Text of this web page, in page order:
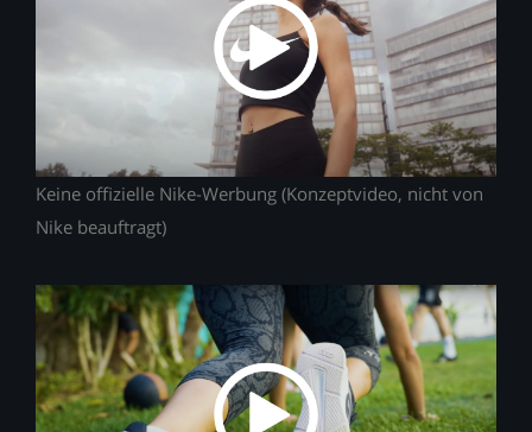
Keine offizielle Nike-Werbung (Konzeptvideo, nicht von
Nike beauftragt)